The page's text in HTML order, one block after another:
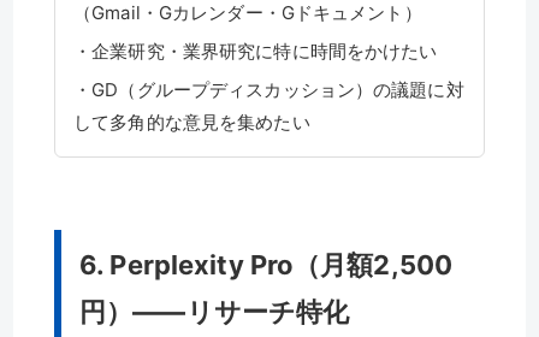
（Gmail・Gカレンダー・Gドキュメント）
・企業研究・業界研究に特に時間をかけたい
・GD（グループディスカッション）の議題に対
して多角的な意見を集めたい
6. Perplexity Pro（月額2,500
円）——リサーチ特化